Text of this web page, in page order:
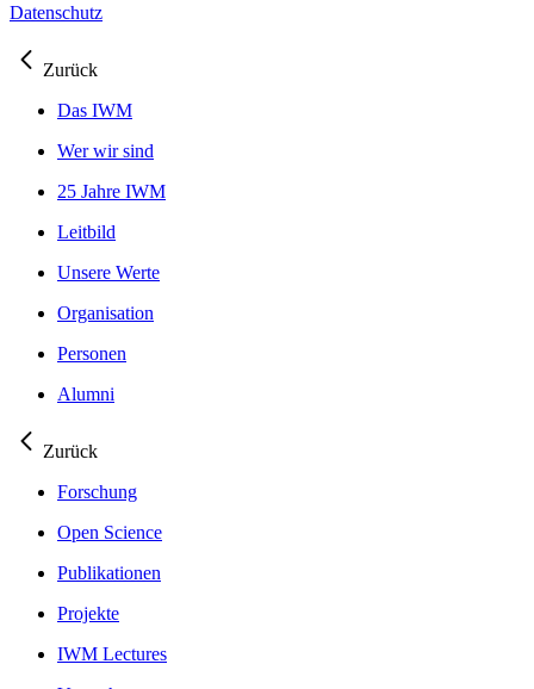
Datenschutz
Zurück
Das IWM
Wer wir sind
25 Jahre IWM
Leitbild
Unsere Werte
Organisation
Personen
Alumni
Zurück
Forschung
Open Science
Publikationen
Projekte
IWM Lectures